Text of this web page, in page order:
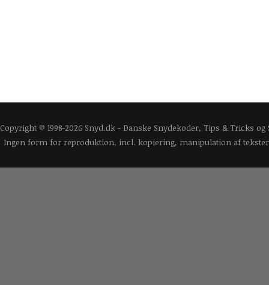
Copyright © 1998-2026 Snyd.dk - Danske Snydekoder, Tips & Tricks
Ingen form for reproduktion, incl. kopiering, manipulation af